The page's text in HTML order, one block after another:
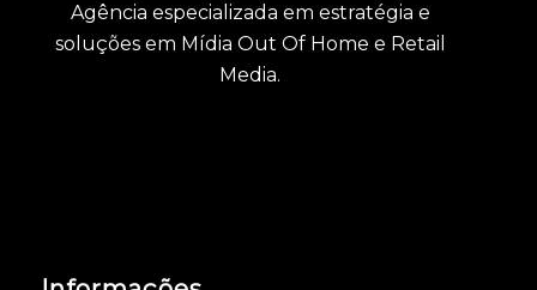
Agência especializada em estratégia e
soluções em Mídia Out Of Home e Retail
Media.